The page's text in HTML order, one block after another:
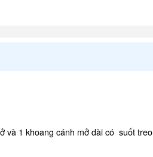
và 1 khoang cánh mở dài có suốt treo